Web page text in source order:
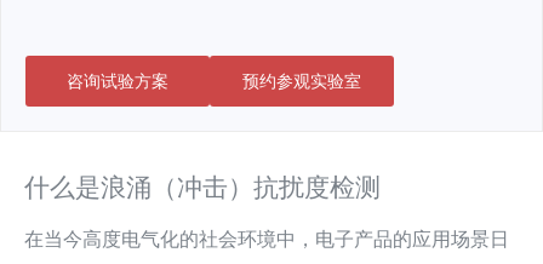
咨询试验方案 预约参观实验室
什么是浪涌（冲击）抗扰度检测
在当今高度电气化的社会环境中，电子产品的应用场景日